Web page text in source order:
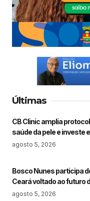
Últimas
CB Clinic amplia
saúde da pele e investe
agosto 5, 2026
Bosco Nunes participa
Ceará voltado ao futuro
agosto 5, 2026